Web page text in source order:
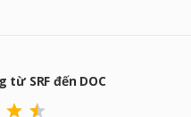
SRF đến DOC